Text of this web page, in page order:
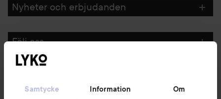
Samtycke Information Om
Nyheter och erbjudanden
Följ oss